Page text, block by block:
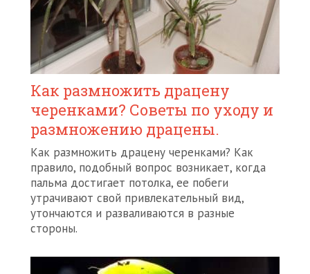
Как размножить драцену
черенками? Советы по уходу и
размножению драцены.
Как размножить драцену черенками? Как
правило, подобный вопрос возникает, когда
пальма достигает потолка, ее побеги
утрачивают свой привлекательный вид,
утончаются и разваливаются в разные
стороны.